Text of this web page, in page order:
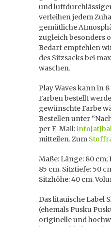
und
verleihen jedem
gemütliche
zugleich besonders
Bedarf empfehlen
des Sitzsacks bei
waschen.
Play Waves kann in
Farben bestellt
gewünschte Farbe
Bestellen unter
per E-Mail:
mitteilen. Zum
Maße: Länge: 80 cm;
85 cm. Sitztiefe: 50
Sitzhöhe: 40 cm.
Das litauische Label
(ehemals Pusku
originelle und